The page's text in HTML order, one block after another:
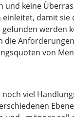
keine
damit
werden
die
von
viel